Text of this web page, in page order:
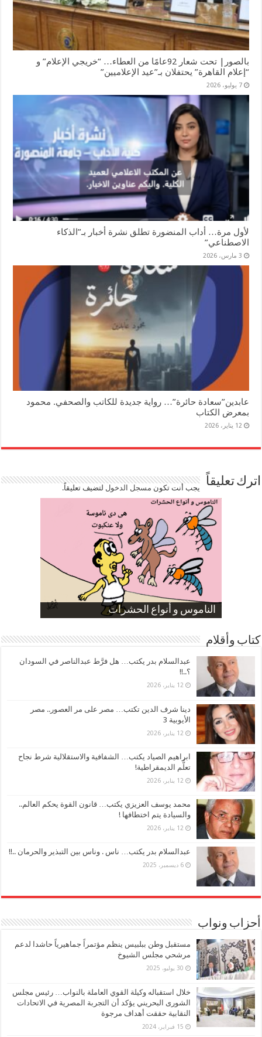
بالصور| تحت شعار 92عامًا من العطاء… “خريجي الإعلام” و
“إعلام القاهرة” يحتفلان بـ”عيد الإعلاميين”
7 يوليو، 2026
لأول مرة… أداب المنضورة تطلق نشرة أخبار بـ”الذكاء
الاصطناعي”
3 مارس، 2026
عابدين”سعادة حائرة”… رواية جديدة للكاتب والصحفي. محمود
بمعرض الكتاب
12 يناير، 2026
اترك تعليقاً يجب أنت تكون مسجل الدخوللتضيف تعليقاً.
الناموس و أنواع الحشرات
الموظفين بعد ارتفاع الأسعار
ارتفاع نسبة الطلاق في مصر
صورة كاركاتيرية
صورة كاركاتيرية
كتاب وأقلام
عبدالسلام بدر يكتب… هل فرَّط عبدالناصر في السودان
؟..!!
12 يناير، 2026
دينا شرف الدين تكتب… مصر على مر العصور.. مصر
الأيوبية 3
12 يناير، 2026
ابراهيم الصياد يكتب… الشفافية والاستقلالية شرط نجاح
تعلُّم الديمقراطية!
12 يناير، 2026
محمد يوسف العزيزي يكتب… قانون القوة يحكم العالم..
والسيادة يتم اختطافها !
12 يناير، 2026
عبدالسلام بدر يكتب… ناس . وناس بين التبذير والحرمان ..!!
6 ديسمبر، 2025
أحزاب ونواب
مستقبل وطن ببلبيس ينظم مؤتمراً جماهيرياً حاشدا لدعم
مرشحي مجلس الشيوخ
30 يوليو، 2025
خلال استقباله وكيلة القوي العاملة بالنواب… رئيس مجلس
الشورى البحريني يؤكد أن التجربة المصرية في الاتحادات
النقابية حققت أهداف مرجوة
15 فبراير، 2024